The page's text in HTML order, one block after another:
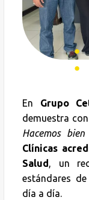
En Grupo
demuestra
Hacemos
Clínicas
Salud , un
estándares
día a día.